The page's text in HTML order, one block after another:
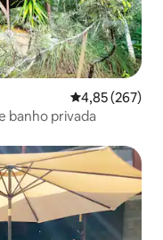
Classificação
4,85 (267)
banho privada